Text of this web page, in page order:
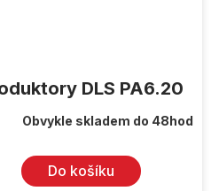
DLS PA6.20
Obvykle skladem do 48hod
Do košíku